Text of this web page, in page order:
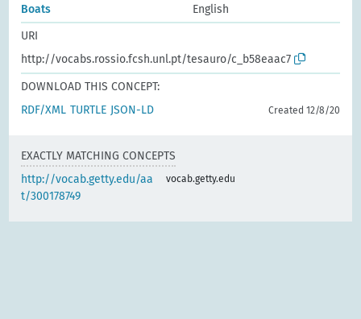
Boats
English
URI
http://vocabs.rossio.fcsh.unl.pt/tesauro/c_b58eaac7
DOWNLOAD THIS CONCEPT:
RDF/XML TURTLE JSON-LD Created 12/8/20
EXACTLY MATCHING CONCEPTS
http://vocab.getty.edu/aa
t/300178749
vocab.getty.edu